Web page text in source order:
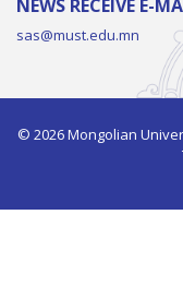
NEWS RECEIVE E-
sas@must.edu.mn
© 2026 Mongolian